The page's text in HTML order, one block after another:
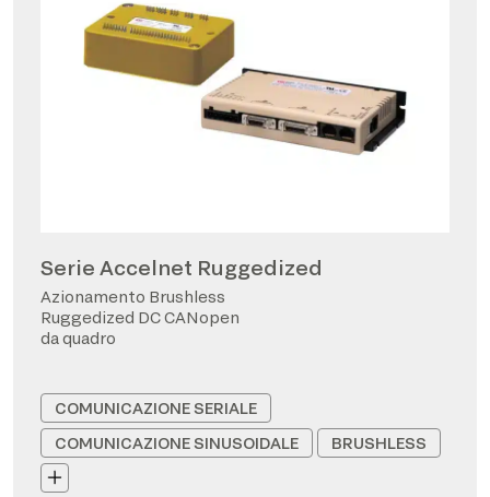
Serie Accelnet Ruggedized
Azionamento Brushless
Ruggedized DC CANopen
da quadro
COMUNICAZIONE SERIALE
COMUNICAZIONE SINUSOIDALE
BRUSHLESS